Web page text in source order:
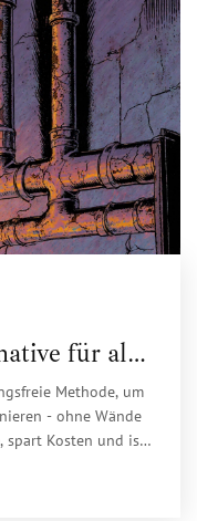
für alte
Methode, um
- ohne Wände
spart Kosten und ist